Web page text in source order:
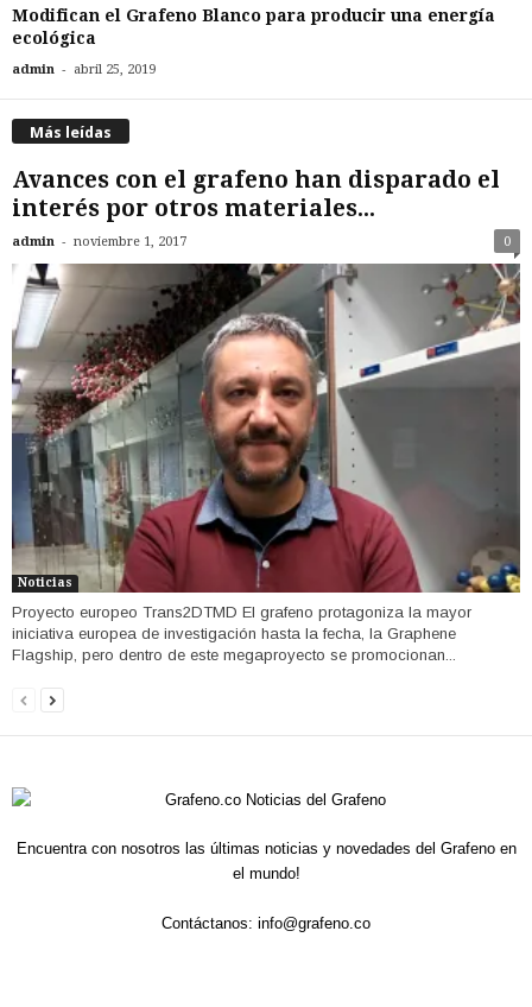
Modifican el Grafeno Blanco para producir una energía
ecológica
admin - abril 25, 2019
Más leídas
Avances con el grafeno han disparado el
interés por otros materiales...
admin - noviembre 1, 2017 0
Noticias
Proyecto europeo Trans2DTMD El grafeno protagoniza la mayor
iniciativa europea de investigación hasta la fecha, la Graphene
Flagship, pero dentro de este megaproyecto se promocionan...
Encuentra con nosotros las últimas noticias y novedades del Grafeno en
el mundo!
Contáctanos: info@grafeno.co